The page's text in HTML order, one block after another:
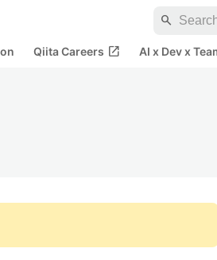
search
Qiita Careers open_in_new AI x Dev x